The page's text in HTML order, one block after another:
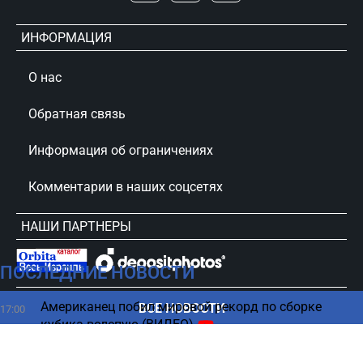
ПОСЛЕДНИЕ НОВОСТИ
17:00
Американец побил мировой рекорд по сборке
кубика вслепую (ВИДЕО)
ВСЕ НОВОСТИ
ИНФОРМАЦИЯ
О нас
Обратная связь
Информация об ограничениях
Комментарии в наших соцсетях
НАШИ ПАРТНЕРЫ
сursorinfo.co.il © Все права защищены